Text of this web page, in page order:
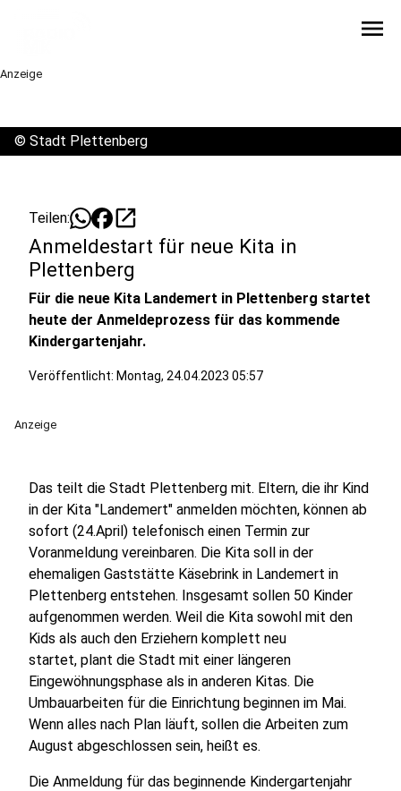
menu
Anzeige
© Stadt Plettenberg
Teilen: open_in_new
Anmeldestart für neue Kita in
Plettenberg
Für die neue Kita Landemert in Plettenberg startet
heute der Anmeldeprozess für das kommende
Kindergartenjahr.
Veröffentlicht: Montag, 24.04.2023 05:57
Anzeige
Das teilt die Stadt Plettenberg mit. Eltern, die ihr Kind
in der Kita "Landemert" anmelden möchten, können ab
sofort (24.April) telefonisch einen Termin zur
Voranmeldung vereinbaren. Die Kita soll in der
ehemaligen Gaststätte Käsebrink in Landemert in
Plettenberg entstehen. Insgesamt sollen 50 Kinder
aufgenommen werden. Weil die Kita sowohl mit den
Kids als auch den Erziehern komplett neu
startet, plant die Stadt mit einer längeren
Eingewöhnungsphase als in anderen Kitas. Die
Umbauarbeiten für die Einrichtung beginnen im Mai.
Wenn alles nach Plan läuft, sollen die Arbeiten zum
August abgeschlossen sein, heißt es.
Die Anmeldung für das beginnende Kindergartenjahr